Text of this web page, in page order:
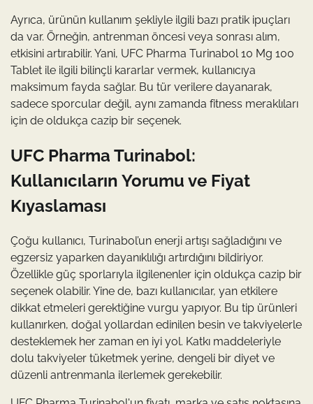
Ayrıca, ürünün kullanım şekliyle ilgili bazı pratik ipuçları
da var. Örneğin, antrenman öncesi veya sonrası alım,
etkisini artırabilir. Yani, UFC Pharma Turinabol 10 Mg 100
Tablet ile ilgili bilinçli kararlar vermek, kullanıcıya
maksimum fayda sağlar. Bu tür verilere dayanarak,
sadece sporcular değil, aynı zamanda fitness meraklıları
için de oldukça cazip bir seçenek.
UFC Pharma Turinabol:
Kullanıcıların Yorumu ve Fiyat
Kıyaslaması
Çoğu kullanıcı, Turinabol’un enerji artışı sağladığını ve
egzersiz yaparken dayanıklılığı artırdığını bildiriyor.
Özellikle güç sporlarıyla ilgilenenler için oldukça cazip bir
seçenek olabilir. Yine de, bazı kullanıcılar, yan etkilere
dikkat etmeleri gerektiğine vurgu yapıyor. Bu tip ürünleri
kullanırken, doğal yollardan edinilen besin ve takviyelerle
desteklemek her zaman en iyi yol. Katkı maddeleriyle
dolu takviyeler tüketmek yerine, dengeli bir diyet ve
düzenli antrenmanla ilerlemek gerekebilir.